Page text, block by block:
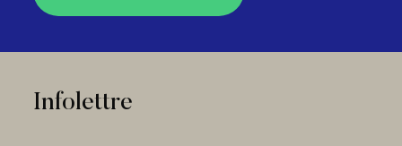
Infolettre